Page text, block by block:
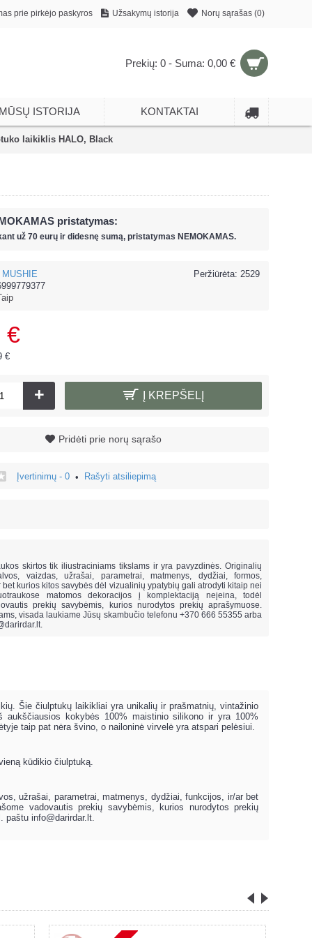
prie pirkėjo paskyros Užsakymų istorija Norų sąrašas (0)
Prekių: 0 - Suma: 0,00 €
MŪSŲ ISTORIJA KONTAKTAI
laikiklis HALO, Black
pristatymas:
už 70 eurų ir didesnę sumą, pristatymas NEMOKAMAS.
Peržiūrėta: 2529
MUSHIE
€
€
+ Į KREPŠELĮ
Pridėti prie norų sąrašo
Įvertinimų - 0 • Rašyti atsiliepimą
skirtos tik iliustraciniams tikslams ir yra pavyzdinės. Originalių
vaizdas, užrašai, parametrai, matmenys, dydžiai, formos,
bet kurios kitos savybės dėl vizualinių ypatybių gali atrodyti kitaip nei
matomos dekoracijos į komplektaciją neįeina,todėl
prekių savybėmis, kurios nurodytos prekių aprašymuose.
visada laukiame Jūsų skambučio telefonu +370 666 55355 arba
.
Šie čiulptukų laikikliai yra unikalių ir prašmatnių, vintažinio
aukščiausios kokybės 100% maistinio silikono ir yra 100%
taip pat nėra švino, o nailoninė virvelė yra atspari pelėsiui.
kūdikio čiulptuką.
užrašai, parametrai, matmenys, dydžiai, funkcijos, ir/ar bet
vadovautis prekių savybėmis, kurios nurodytos prekių
paštu info@darirdar.lt.